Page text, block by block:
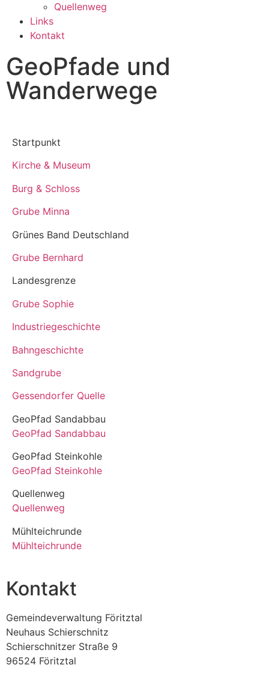
Quellenweg
Links
Kontakt
GeoPfade und
Wanderwege
Startpunkt
Kirche & Museum
Burg & Schloss
Grube Minna
Grünes Band Deutschland
Grube Bernhard
Landesgrenze
Grube Sophie
Industriegeschichte
Bahngeschichte
Sandgrube
Gessendorfer Quelle
GeoPfad Sandabbau
GeoPfad Sandabbau
GeoPfad Steinkohle
GeoPfad Steinkohle
Quellenweg
Quellenweg
Mühlteichrunde
Mühlteichrunde
Kontakt
Gemeindeverwaltung Föritztal
Neuhaus Schierschnitz
Schierschnitzer Straße 9
96524 Föritztal